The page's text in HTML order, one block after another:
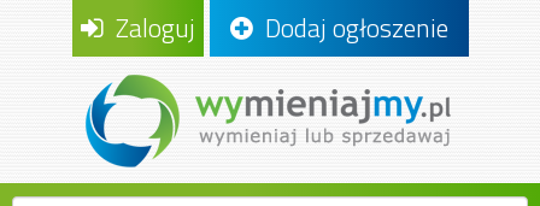
Zaloguj Dodaj ogłoszenie